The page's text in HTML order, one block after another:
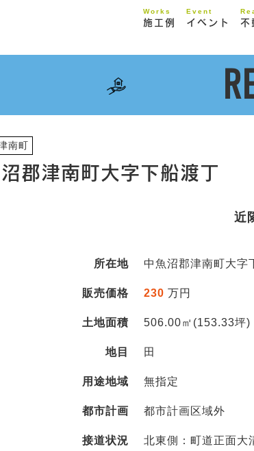
Works
施工例
Event
イベント 不
南町
郡津南町大字下船渡丁
近
所在地 中魚沼郡津南町大字
販売価格 230 万円
土地面積 506.00㎡(153.33坪)
地目 田
用途地域 無指定
都市計画 都市計画区域外
接道状況 北東側：町道正面大